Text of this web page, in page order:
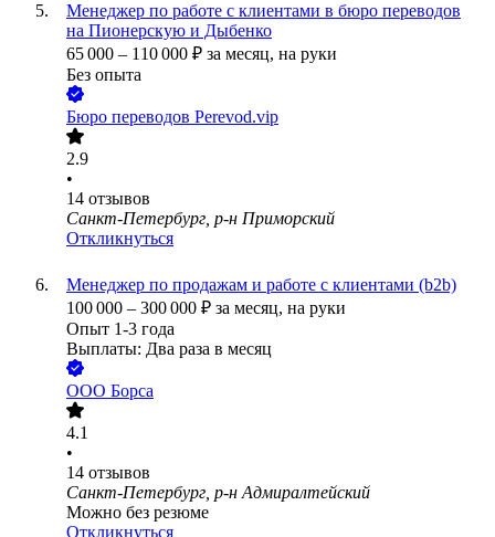
Менеджер по работе с клиентами в бюро переводов
на Пионерскую и Дыбенко
65 000 – 110 000 ₽ за месяц, на руки
Без опыта
Бюро переводов Perevod.vip
2.9
•
14 отзывов
Санкт-Петербург, р-н Приморский
Откликнуться
Менеджер по продажам и работе с клиентами (b2b)
100 000 – 300 000 ₽ за месяц, на руки
Опыт 1-3 года
Выплаты: Два раза в месяц
ООО Борса
4.1
•
14 отзывов
Санкт-Петербург, р-н Адмиралтейский
Можно без резюме
Откликнуться